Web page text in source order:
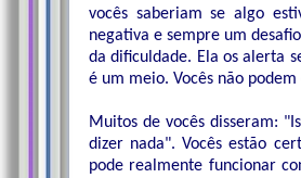
vocês saberiam se algo
negativa e sempre um
da dificuldade. Ela os alerta
é um meio. Vocês não
Muitos de vocês disseram:
dizer nada". Vocês estão
pode realmente funcionar